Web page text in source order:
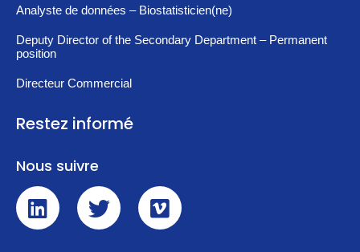
Analyste de données – Biostatisticien(ne)
Deputy Director of the Secondary Department – Permanent
position
Directeur Commercial
Restez informé
Nous suivre